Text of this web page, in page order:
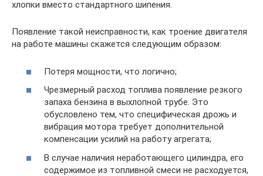
хлопки вместо стандартного шипения.
Появление такой неисправности, как троение двигателя
на работе машины скажется следующим образом:
Потеря мощности, что логично;
Чрезмерный расход топлива появление резкого
запаха бензина в выхлопной трубе. Это
обусловлено тем, что специфическая дрожь и
вибрация мотора требует дополнительной
компенсации усилий на работу агрегата;
В случае наличия неработающего цилиндра, его
содержимое из топливной смеси не расходуется,